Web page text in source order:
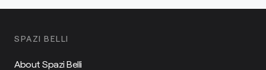
SPAZI BELLI
About Spazi Belli